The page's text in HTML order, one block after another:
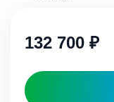
132 700 ₽